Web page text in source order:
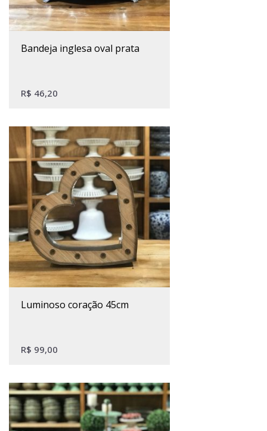
bandeja inglesa oval prata
R$ 46,20
luminoso coração 45cm
R$ 99,00